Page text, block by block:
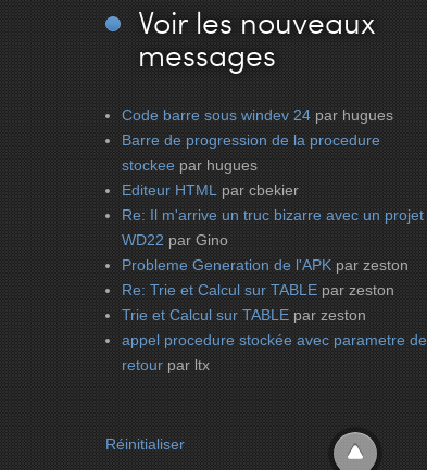
Voir les nouveaux
messages
Code barre sous windev 24 par hugues
Barre de progression de la procedure
stockee par hugues
Editeur HTML par cbekier
Re: Il m'arrive un truc bizarre avec un projet
WD22 par Gino
Probleme Generation de l'APK par zeston
Re: Trie et Calcul sur TABLE par zeston
Trie et Calcul sur TABLE par zeston
appel procedure stockée avec parametre de
retour par ltx
Réinitialiser